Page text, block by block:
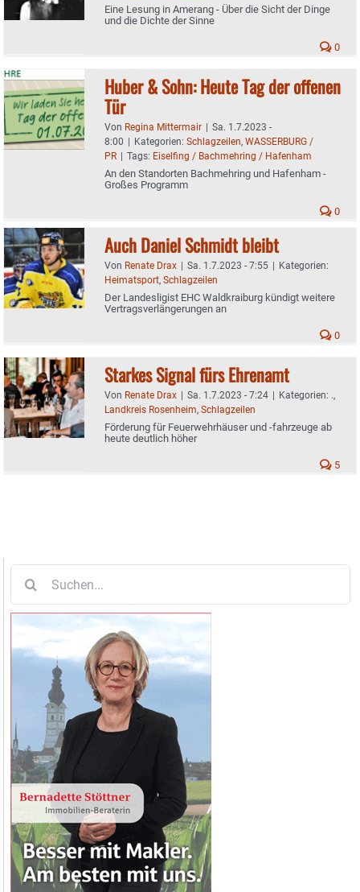
Eine Lesung in Amerang - Über die Sicht der Dinge
und die Dichte der Sinne
0
Huber & Sohn: Heute Tag der offenen
Tür
Von Regina Mittermair | Sa. 1.7.2023 -
8:00 | Kategorien: Schlagzeilen, WASSERBURG /
PR | Tags: Eiselfing / Bachmehring / Hafenham
An den Standorten Bachmehring und Hafenham -
Großes Programm
0
Auch Daniel Schmidt bleibt
Von Renate Drax | Sa. 1.7.2023 - 7:55 | Kategorien:
Heimatsport, Schlagzeilen
Der Landesligist EHC Waldkraiburg kündigt weitere
Vertragsverlängerungen an
0
Starkes Signal fürs Ehrenamt
Von Renate Drax | Sa. 1.7.2023 - 7:24 | Kategorien: .,
Landkreis Rosenheim, Schlagzeilen
Förderung für Feuerwehrhäuser und -fahrzeuge ab
heute deutlich höher
5
nach: